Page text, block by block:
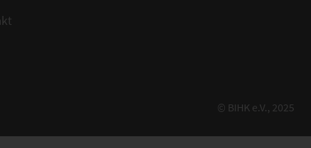
© BIHK e.V., 2025